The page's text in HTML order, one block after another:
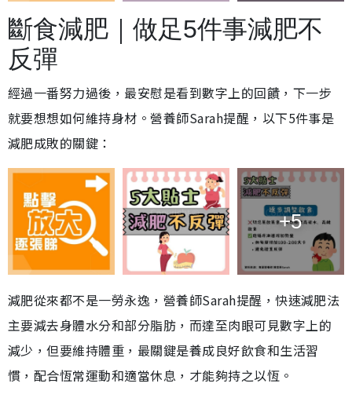
斷食減肥｜做足5件事減肥不
反彈
經過一番努力過後，最安慰是看到數字上的回饋，下一步
就要想想如何維持身材。營養師Sarah提醒，以下5件事是
減肥成敗的關鍵：
+5
減肥從來都不是一勞永逸，營養師Sarah提醒，快速減肥法
主要減去身體水分和部分脂肪，而達至肉眼可見數字上的
減少，但要維持體重，最關鍵是養成良好飲食和生活習
慣，配合恆常運動和適當休息，才能夠持之以恆。